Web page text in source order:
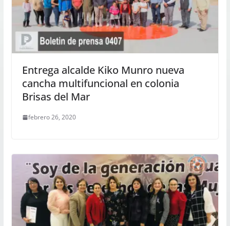
Entrega alcalde Kiko Munro nueva
cancha multifuncional en colonia
Brisas del Mar
febrero 26, 2020